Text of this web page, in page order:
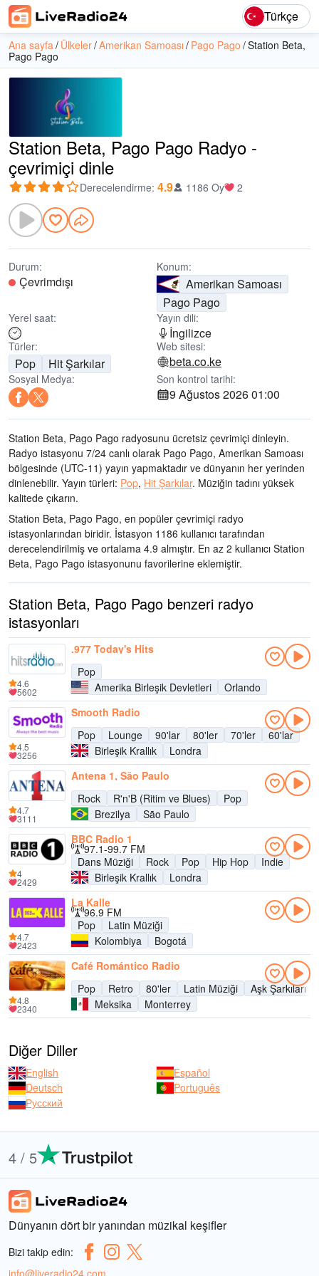
Türkçe
Ana sayfa Ülkeler Amerikan Samoası Pago Pago Station Beta,
Pago Pago
Station Beta, Pago Pago Radyo -
çevrimiçi dinle
Derecelendirme: 4.9 1186 Oy 2
Durum:
Çevrimdışı
Konum:
Amerikan Samoası
Pago Pago
Yerel saat: Yayın dili:
İngilizce
Türler:
Pop Hit Şarkılar
Web sitesi:
beta.co.ke
Sosyal Medya: Son kontrol tarihi:
9 Ağustos 2026 01:00
Station Beta, Pago Pago radyosunu ücretsiz çevrimiçi dinleyin.
Radyo istasyonu 7/24 canlı olarak Pago Pago, Amerikan Samoası
bölgesinde (UTC-11) yayın yapmaktadır ve dünyanın her yerinden
dinlenebilir. Yayın türleri: Pop, Hit Şarkılar. Müziğin tadını yüksek
kalitede çıkarın.
Station Beta, Pago Pago, en popüler çevrimiçi radyo
istasyonlarından biridir. İstasyon 1186 kullanıcı tarafından
derecelendirilmiş ve ortalama 4.9 almıştır. En az 2 kullanıcı Station
Beta, Pago Pago istasyonunu favorilerine eklemiştir.
Station Beta, Pago Pago benzeri radyo
istasyonları
.977 Today's Hits
Pop
Amerika Birleşik Devletleri
Orlando
4.6
5602
Smooth Radio
Pop
Lounge 90'lar 80'ler 70'ler
60'lar
Birleşik Krallık
Londra
4.5
3256
Antena 1, São Paulo
Rock
R'n'B (Ritim ve Blues)
Pop
Brezilya
São Paulo
4.7
3111
BBC Radio 1
97.1-99.7 FM
Dans Müziği
Rock Pop Hip Hop
Indie
Birleşik Krallık
Londra
4
2429
La Kalle
96.9 FM
Pop
Latin Müziği
Kolombiya
Bogotá
4.7
2423
Café Romántico Radio
Pop
Retro 80'ler Latin Müziği
Aşk Şarkıları
Meksika
Monterrey
4.8
2340
Diğer Diller
English
Español
Deutsch
Português
Русский
4 / 5
Dünyanın dört bir yanından müzikal keşifler
Bizi takip edin: